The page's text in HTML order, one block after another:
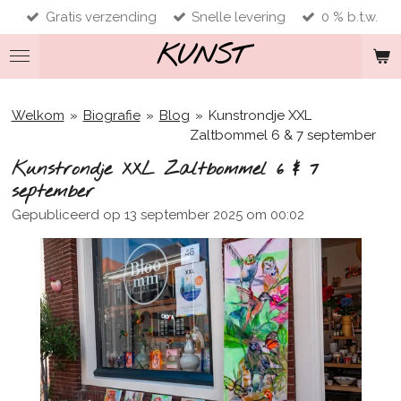
direct
naar
de
KUNST
Gratis verzending Snelle levering 0 % b.t.w.
Welkom » Biografie » Blog » Kunstrondje XXL
Zaltbommel 6 & 7 september
Kunstrondje XXL Zaltbommel 6 & 7
september
Gepubliceerd op 13 september 2025 om 00:02